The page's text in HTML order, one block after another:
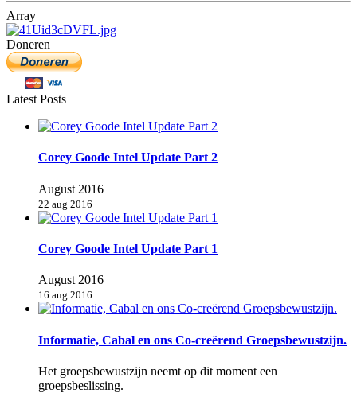
Array
Doneren
Latest Posts
Corey Goode Intel Update Part 2
August 2016
22 aug 2016
Corey Goode Intel Update Part 1
August 2016
16 aug 2016
Informatie, Cabal en ons Co-creërend Groepsbewustzijn.
Het groepsbewustzijn neemt op dit moment een
groepsbeslissing.